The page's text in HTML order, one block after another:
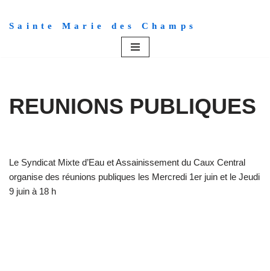
Aller
Sainte Marie des Champs
REUNIONS PUBLIQUES
Le Syndicat Mixte d’Eau et Assainissement du Caux Central
organise des réunions publiques les Mercredi 1er juin et le Jeudi
9 juin à 18 h